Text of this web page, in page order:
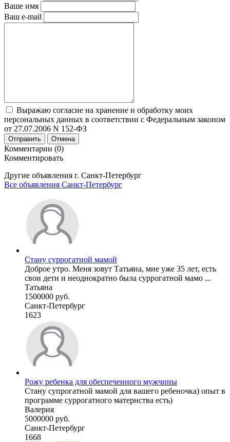
Ваше имя
Ваш e-mail
Выражаю согласие на хранение и обработку моих
персональных данных в соответствии с Федеральным законом
от 27.07.2006 N 152-ФЗ
Отправить Отмена
Комментарии (0)
Комментировать
Другие объявления г. Санкт-Петербург
Все объявления Санкт-Петербург
Стану суррогатной мамой
Доброе утро. Меня зовут Татьяна, мне уже 35 лет, есть
свои дети и неоднократно была суррогатной мамо ...
Татьяна
1500000 руб.
Санкт-Петербург
1623
Рожу ребенка для обеспеченного мужчины
Стану супрогатной мамой для вашего ребеночка) опыт в
программе суррогатного матернства есть)
Валерия
5000000 руб.
Санкт-Петербург
1668